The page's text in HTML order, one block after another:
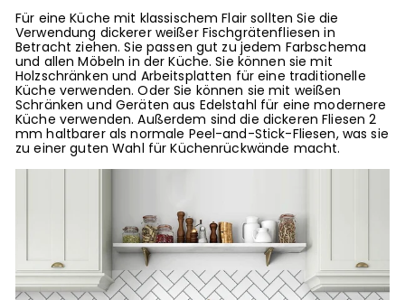
Für eine Küche mit klassischem Flair sollten Sie die
Verwendung dickerer weißer Fischgrätenfliesen in
Betracht ziehen. Sie passen gut zu jedem Farbschema
und allen Möbeln in der Küche. Sie können sie mit
Holzschränken und Arbeitsplatten für eine traditionelle
Küche verwenden. Oder Sie können sie mit weißen
Schränken und Geräten aus Edelstahl für eine modernere
Küche verwenden. Außerdem sind die dickeren Fliesen 2
mm haltbarer als normale Peel-and-Stick-Fliesen, was sie
zu einer guten Wahl für Küchenrückwände macht.